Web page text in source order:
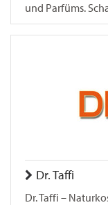
und Parfüms.
Dr. Taffi
Dr. Taffi –